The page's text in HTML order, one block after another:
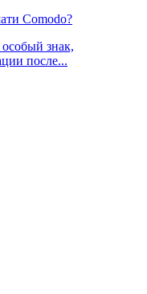
Comodo?
знак,
после...